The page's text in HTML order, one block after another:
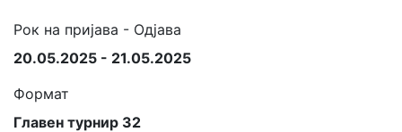
Рок на пријава - Одјава
20.05.2025 - 21.05.2025
Формат
Главен турнир 32